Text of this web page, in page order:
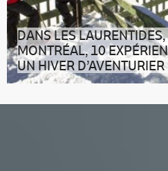
DANS LES
MONTRÉAL, 10
UN HIVER D’AVENTURIER
On attache bien sa tuque